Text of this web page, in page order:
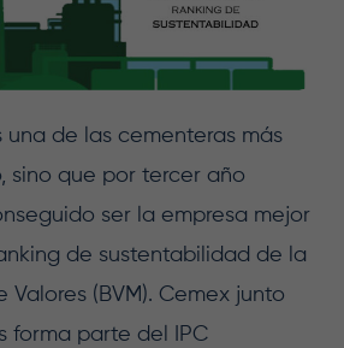
una de las cementeras más
sino que por tercer año
ser la empresa mejor
de sustentabilidad de la
Valores (BVM). Cemex junto
forma parte del IPC